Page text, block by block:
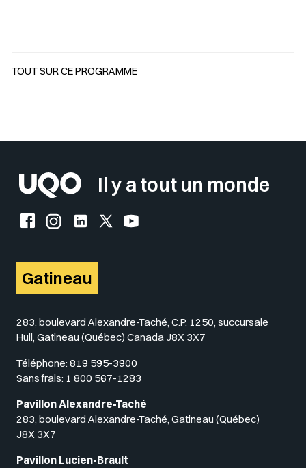
TOUT SUR CE PROGRAMME
Il y a tout un monde
Facebook de l'UQO
Instagram de l'UQO
LinkedIn de l'UQO
X (Twitter) de l'UQO
YouTube de l'UQO
Gatineau
283, boulevard Alexandre-Taché, C.P. 1250, succursale
Hull, Gatineau (Québec) Canada J8X 3X7
Téléphone: 819 595-3900
Sans frais: 1 800 567-1283
Pavillon Alexandre-Taché
283, boulevard Alexandre-Taché, Gatineau (Québec)
J8X 3X7
Pavillon Lucien-Brault